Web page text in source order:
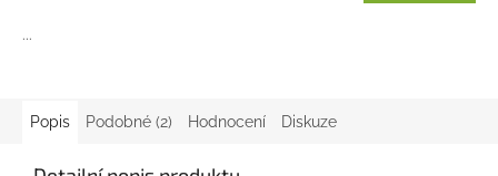
...
Popis Podobné (2) Hodnocení Diskuze